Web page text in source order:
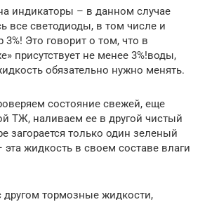
индикаторы – в данном случае
все светодиоды, в том числе и
3%! Это говорит о том, что в
присутствует не менее 3%!воды,
обязательно нужно менять.
состояние свежей, еще
ТЖ, наливаем ее в другой чистый
загорается только один зеленый
эта жидкость в своем составе влаги
другом тормозные жидкости,